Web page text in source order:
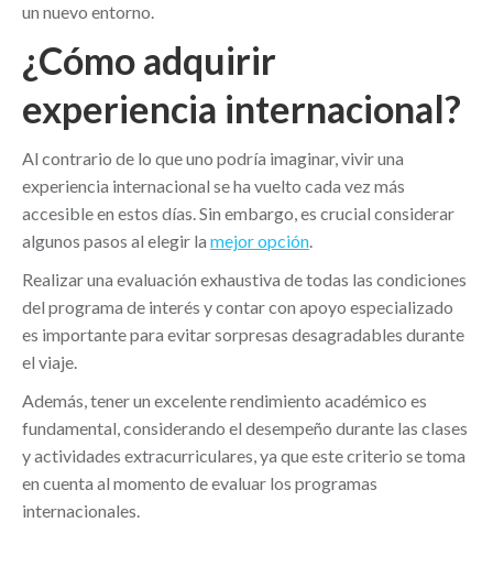
un nuevo entorno.
¿Cómo adquirir
experiencia internacional?
Al contrario de lo que uno podría imaginar, vivir una
experiencia internacional se ha vuelto cada vez más
accesible en estos días. Sin embargo, es crucial considerar
algunos pasos al elegir la mejor opción.
Realizar una evaluación exhaustiva de todas las condiciones
del programa de interés y contar con apoyo especializado
es importante para evitar sorpresas desagradables durante
el viaje.
Además, tener un excelente rendimiento académico es
fundamental, considerando el desempeño durante las clases
y actividades extracurriculares, ya que este criterio se toma
en cuenta al momento de evaluar los programas
internacionales.